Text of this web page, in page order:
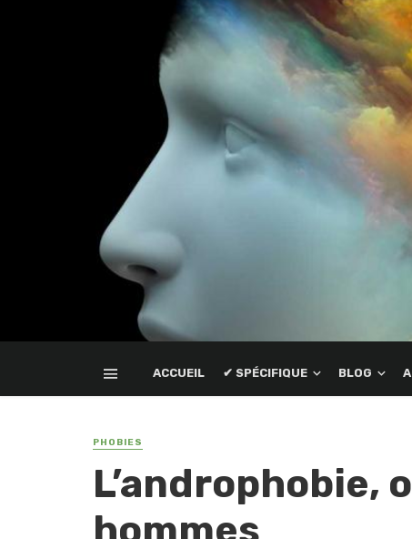
ACCUEIL ✔ SPÉCIFIQUE BLOG
PHOBIES
L’androphobie,